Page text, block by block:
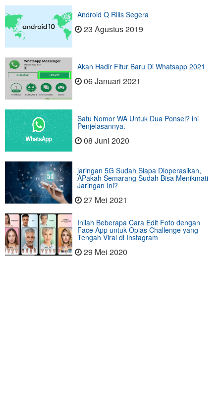
Android Q Rilis Segera
23 Agustus 2019
Akan Hadir Fitur Baru Di Whatsapp 2021
06 Januari 2021
Satu Nomor WA Untuk Dua Ponsel? ini
Penjelasannya.
08 Juni 2020
jaringan 5G Sudah Siapa Dioperasikan,
APakah Semarang Sudah Bisa Menikmati
Jaringan Ini?
27 Mei 2021
Inilah Beberapa Cara Edit Foto dengan
Face App untuk Oplas Challenge yang
Tengah Viral di Instagram
29 Mei 2020